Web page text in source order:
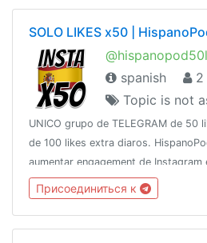
spanish
2
Topic is not
UNICO grupo de TELEGRAM de 50
de 100 likes extra diaros.
aumentar engagement de Instagram
normas y conseguirás buenos
Присоединиться к